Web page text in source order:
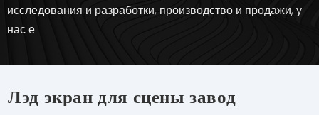
исследования и разработки, производство и продажи, у
нас е
Лэд экран для сцены завод